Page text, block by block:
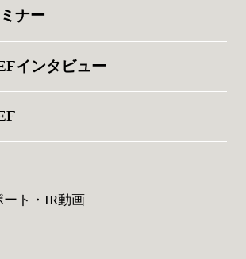
ナー
インタビュー
ート・IR動画